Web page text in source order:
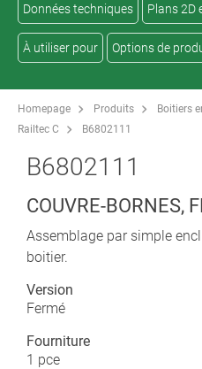
Données techniques Plans 2D
À utiliser pour Options de
Homepage Produits Boitiers
Railtec C
B6802111
B6802111
COUVRE-BORNES,
Assemblage par simple
boitier.
Version
Fermé
Fourniture
1 pce